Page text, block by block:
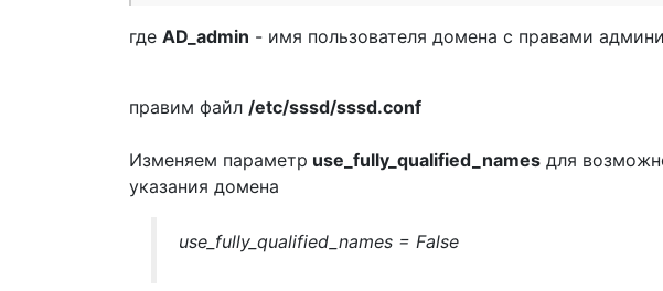
где AD_admin - имя пользователя домена с правами
правим файл /etc/sssd/sssd.conf
Изменяем параметр use_fully_qualified_names для
указания домена
use_fully_qualified_names = False